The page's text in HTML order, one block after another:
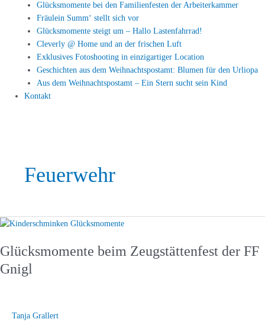
Glücksmomente bei den Familienfesten der Arbeiterkammer
Fräulein Summ‘ stellt sich vor
Glücksmomente steigt um – Hallo Lastenfahrrad!
Cleverly @ Home und an der frischen Luft
Exklusives Fotoshooting in einzigartiger Location
Geschichten aus dem Weihnachtspostamt: Blumen für den Urliopa
Aus dem Weihnachtspostamt – Ein Stern sucht sein Kind
Kontakt
Feuerwehr
Glücksmomente beim Zeugstättenfest der FF
Gnigl
Tanja Grallert
Glücksmomente
Zeugstättenfest
FF